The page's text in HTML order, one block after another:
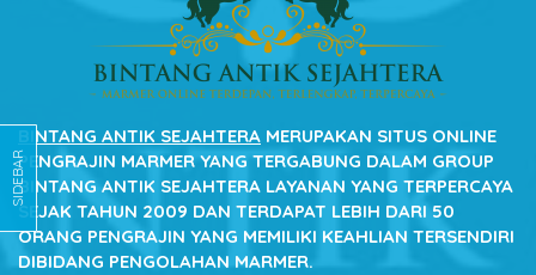
SIDEBAR
BINTANG ANTIK SEJAHTERA MERUPAKAN SITUS ONLINE
PENGRAJIN MARMER YANG TERGABUNG DALAM GROUP
BINTANG ANTIK SEJAHTERA LAYANAN YANG TERPERCAYA
SEJAK TAHUN 2009 DAN TERDAPAT LEBIH DARI 50
ORANG PENGRAJIN YANG MEMILIKI KEAHLIAN TERSENDIRI
DIBIDANG PENGOLAHAN MARMER.